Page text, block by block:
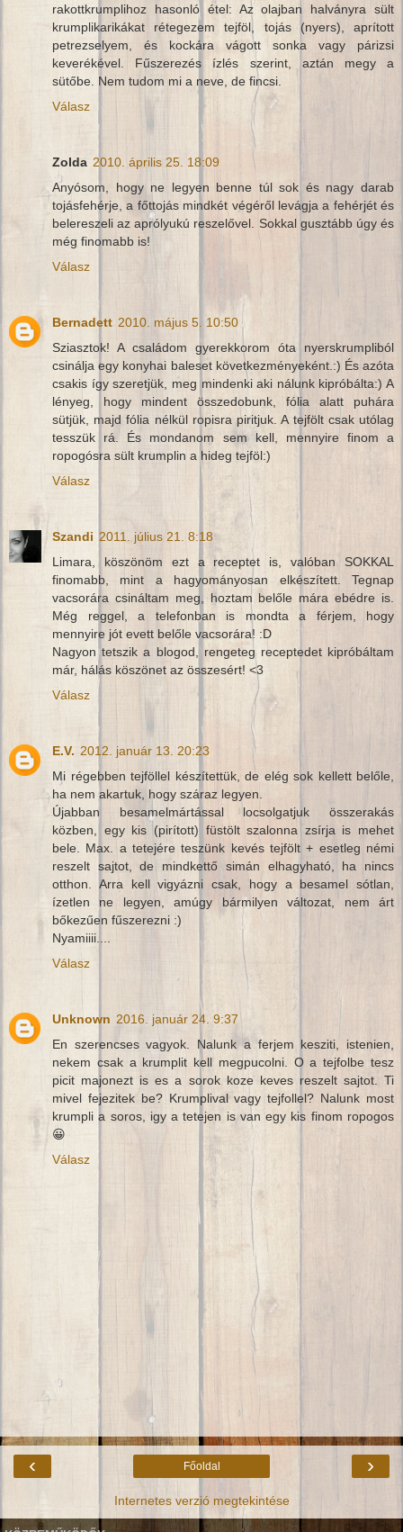
rakottkrumplihoz hasonló étel: Az olajban halványra sült
krumplikarikákat rétegezem tejföl, tojás (nyers), aprított
petrezselyem, és kockára vágott sonka vagy párizsi
keverékével. Fűszerezés ízlés szerint, aztán megy a
sütőbe. Nem tudom mi a neve, de fincsi.
Válasz
Zolda 2010. április 25. 18:09
Anyósom, hogy ne legyen benne túl sok és nagy darab
tojásfehérje, a főttojás mindkét végéről levágja a fehérjét és
belereszeli az aprólyukú reszelővel. Sokkal gusztább úgy és
még finomabb is!
Válasz
Bernadett 2010. május 5. 10:50
Sziasztok! A családom gyerekkorom óta nyerskrumpliból
csinálja egy konyhai baleset következményeként.:) És azóta
csakis így szeretjük, meg mindenki aki nálunk kipróbálta:) A
lényeg, hogy mindent összedobunk, fólia alatt puhára
sütjük, majd fólia nélkül ropisra piritjuk. A tejfölt csak utólag
tesszük rá. És mondanom sem kell, mennyire finom a
ropogósra sült krumplin a hideg tejföl:)
Válasz
Szandi 2011. július 21. 8:18
Limara, köszönöm ezt a receptet is, valóban SOKKAL
finomabb, mint a hagyományosan elkészített. Tegnap
vacsorára csináltam meg, hoztam belőle mára ebédre is.
Még reggel, a telefonban is mondta a férjem, hogy
mennyire jót evett belőle vacsorára! :D
Nagyon tetszik a blogod, rengeteg receptedet kipróbáltam
már, hálás köszönet az összesért! <3
Válasz
E.V. 2012. január 13. 20:23
Mi régebben tejföllel készítettük, de elég sok kellett belőle,
ha nem akartuk, hogy száraz legyen.
Újabban besamelmártással locsolgatjuk összerakás
közben, egy kis (pirított) füstölt szalonna zsírja is mehet
bele. Max. a tetejére teszünk kevés tejfölt + esetleg némi
reszelt sajtot, de mindkettő simán elhagyható, ha nincs
otthon. Arra kell vigyázni csak, hogy a besamel sótlan,
ízetlen ne legyen, amúgy bármilyen változat, nem árt
bőkezűen fűszerezni :)
Nyamiiii....
Válasz
Unknown 2016. január 24. 9:37
En szerencses vagyok. Nalunk a ferjem kesziti, istenien,
nekem csak a krumplit kell megpucolni. O a tejfolbe tesz
picit majonezt is es a sorok koze keves reszelt sajtot. Ti
mivel fejezitek be? Krumplival vagy tejfollel? Nalunk most
krumpli a soros, igy a tetejen is van egy kis finom ropogos
😀
Válasz
‹ ›
Főoldal
Internetes verzió megtekintése